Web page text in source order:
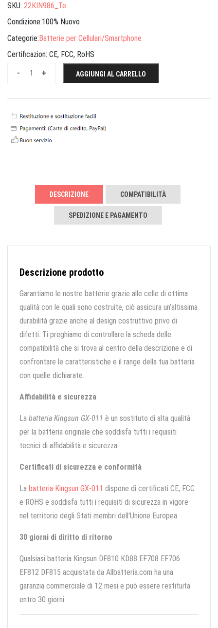
SKU: 22KIN986_Te
Condizione:100% Nuovo
Categorie:Batterie per Cellulari/Smartphone
Certificazion: CE, FCC, RoHS
+
- AGGIUNGI AL CARRELLO
DESCRIZIONE COMPATIBILITÀ
SPEDIZIONE E PAGAMENTO
Descrizione prodotto
Garantiamo le nostre batterie grazie alle celle di ottima
qualità con le quali sono costruite, ciò assicura un’altissima
durabilità grazie anche al design costruttivo privo di
difetti. Ti preghiamo di controllare la scheda delle
compatibilità che si trova al centro della descrizione e di
confrontare le caratteristiche e il range della tua batteria
con quelle dichiarate.
Affidabilità e sicurezza
La batteria Kingsun GX-011 è un sostituto di alta qualità
per la batteria originale che soddisfa tutti i requisiti
tecnici di affidabilità e sicurezza.
Certificati di sicurezza e conformità
La batteria Kingsun GX-011 dispone di certificati CE, FCC
e ROHS e soddisfa tutti i requisiti di sicurezza in vigore
nel territorio degli Stati membri dell'Unione Europea.
30 giorni di diritto di ritorno
Qualsiasi batteria Kingsun DF810 KD88 EF708 EF706
EF812 DF815 acquistata da Allbatteria.com ha una
garanzia commerciale di 12 mesi e può essere restituita
entro 30 giorni.